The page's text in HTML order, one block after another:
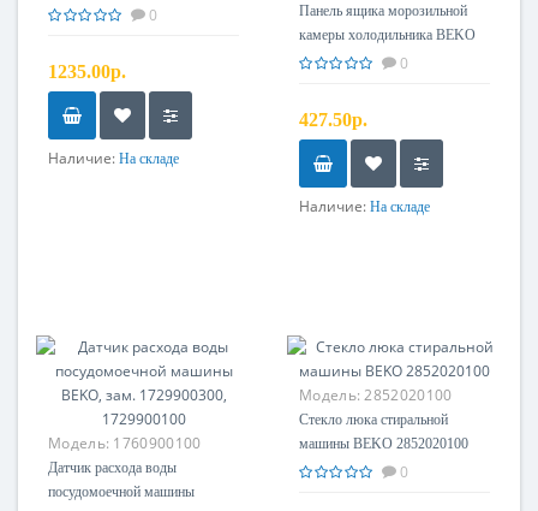
зам. 45468609000
1235.00р.
Наличие: На складе
Панель ящика морозильной
камеры холодильника BEKO
RCNK365E20ZS,
0
427.50р.
Наличие: На складе
Модель: 1760900100
Датчик расхода воды
посудомоечной машины
Модель:2852020100
Стекло люка стиральной
машины BEKO 2852020100
0